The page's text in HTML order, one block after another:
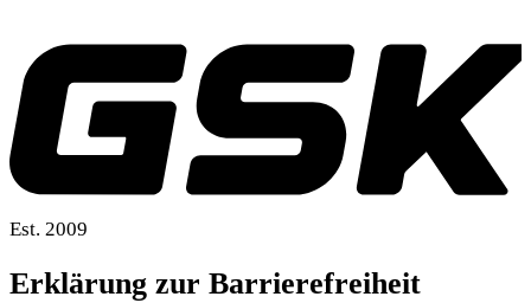
Est. 2009
Erklärung zur Barrierefreiheit